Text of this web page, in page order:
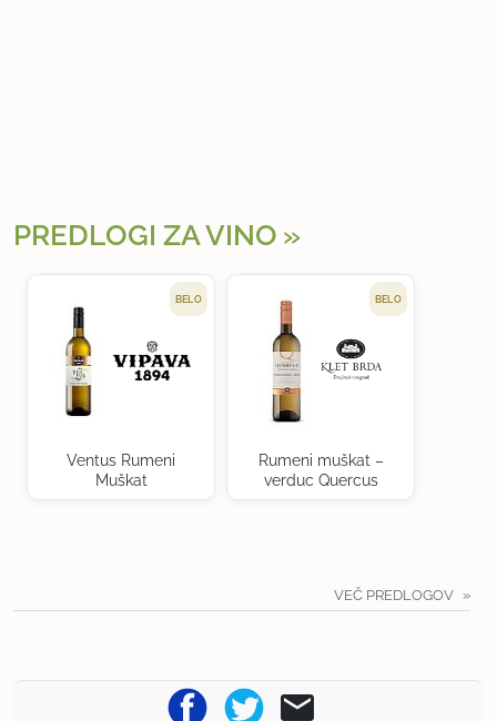
PREDLOGI ZA VINO
BELO
Ventus Rumeni
Muškat
BELO
Rumeni muškat –
verduc Quercus
VEČ PREDLOGOV